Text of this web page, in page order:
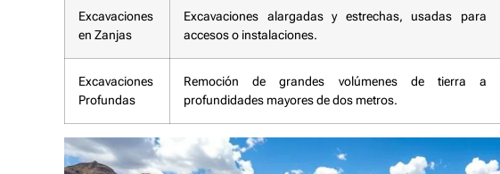
Excavaciones
en Zanjas
Excavaciones alargadas y estrechas, usadas para
accesos o instalaciones.
Excavaciones
Profundas
Remoción de grandes volúmenes de tierra a
profundidades mayores de dos metros.